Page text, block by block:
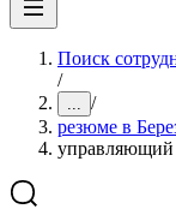
Поиск
/
... /
резюме в
управляющий